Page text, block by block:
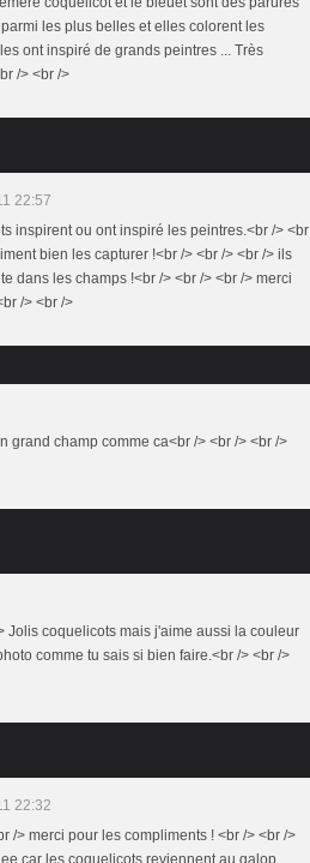
les plus belles et elles colorent les
ont inspiré de grands peintres ... Très
/> <br />
22:57
inspirent ou ont inspiré les peintres.<br /> <br
bien les capturer !<br /> <br /> <br /> ils
dans les champs !<br /> <br /> <br /> merci
/> <br />
grand champ comme ca<br /> <br /> <br />
Jolis coquelicots mais j'aime aussi la couleur
comme tu sais si bien faire.<br /> <br />
22:32
/> merci pour les compliments ! <br /> <br />